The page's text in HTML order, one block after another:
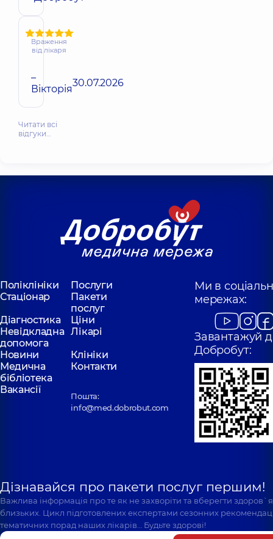
Враження
від лікаря
–
Вікторія30.07.2026
Читати всі
відгуки…
Поліклініки
Послуги
Стаціонар
Пакети
послуг
Діагностика
Ціни
Невідкладна
допомога
Лікарі
Новини
Клініки
Медична
бібліотека
Контакти
Вакансії
Пошта:
info@med.dobrobut.com
Ми в
мережах:
Завантажуй
Добробут:
Дізнавайся про пакети послуг першим!
Важлива інформація про те як не захворіти та вберегти
близьких. Цикл підготовлених експертами сезонних
тематичних порад наших лікарів… Будьте здорові!